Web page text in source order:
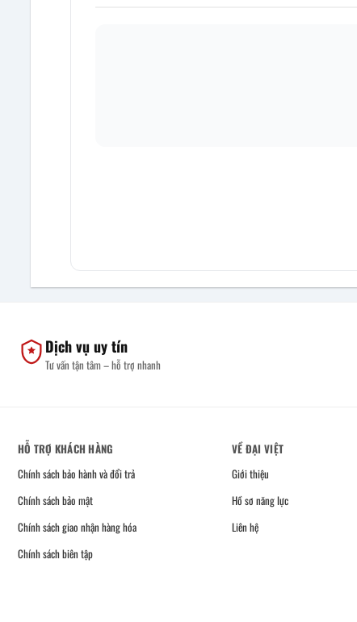
Dịch vụ uy tín
Tư vấn tận tâm – hỗ trợ nhanh
HỖ TRỢ KHÁCH HÀNG
Chính sách bảo hành và đổi trả
Chính sách bảo mật
Chính sách giao nhận hàng hóa
Chính sách biên tập
VỀ ĐẠI VIỆT
Giới thiệu
Hồ sơ năng lực
Liên hệ